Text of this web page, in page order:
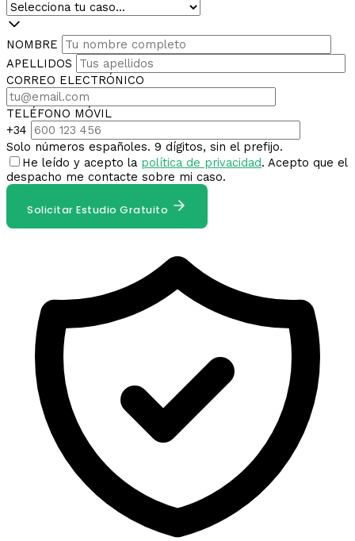
NOMBRE
APELLIDOS
CORREO ELECTRÓNICO
TELÉFONO MÓVIL
+34
Solo números españoles. 9 dígitos, sin el prefijo.
He leído y acepto la política de privacidad. Acepto que el
despacho me contacte sobre mi caso.
Solicitar Estudio Gratuito